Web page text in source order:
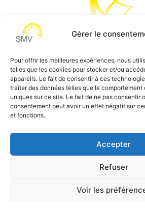
Gérer le
Pour offrir les meilleures expériences, nous
telles que les cookies pour stocker et/ou
appareils. Le fait de consentir à ces
traiter des données telles que le comportement
uniques sur ce site. Le fait de ne pas consentir
consentement peut avoir un effet négatif sur
et fonctions.
Accepter
Refuser
Voir les
SMV permet de vous aider à
permettre de vous concentrer sur
métier
Téléphone:0 805 69 64 75 /
Création & Hébergement Web